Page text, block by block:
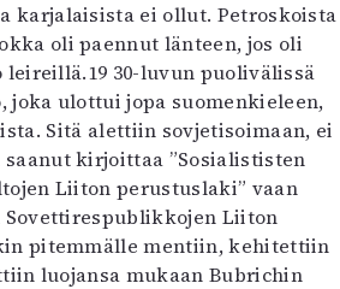
karjalaisista ei ollut. Petroskoista
oli paennut länteen, jos oli
30-luvun puolivälissä
joka ulottui jopa suomenkieleen,
Sitä alettiin sovjetisoimaan, ei
kirjoittaa ”Sosialististen
Liiton perustuslaki” vaan
Sovettirespublikkojen Liiton
pitemmälle mentiin, kehitettiin
luojansa mukaan Bubrichin